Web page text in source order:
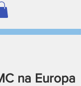
na Europa